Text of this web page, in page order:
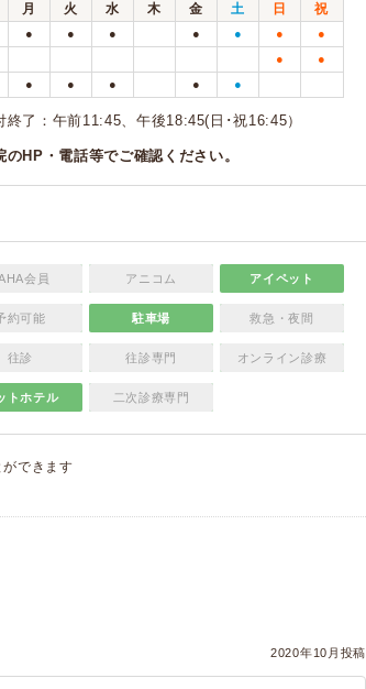
月 火 水 木 金 土 日
祝
● ● ● ● ● ● ●
● ●
● ● ● ● ●
了：午前11:45、午後18:45(日･祝16:45）
HP・電話等でご確認ください。
会員 アニコム アイペット
約可能 駐車場 救急・夜間
往診 往診専門 オンライン診療
トホテル 二次診療専門
できます
2020年10月投稿